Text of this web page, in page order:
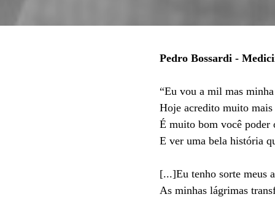
Pedro Bossardi -
“Eu vou a mil mas
Hoje acredito muito mais
É muito bom você poder
E ver uma bela história
[...]Eu tenho sorte meus
As minhas lágrimas